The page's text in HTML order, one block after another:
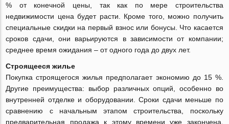
% от конечной цены, так как по мере строительства
недвижимости цена будет расти. Кроме того, можно получить
специальные скидки на первый взнос или бонусы. Что касается
сроков сдачи, они варьируются в зависимости от компании;
среднее время ожидания ‒ от одного года до двух лет.
Строящееся жилье
Покупка строящегося жилья предполагает экономию до 15 %.
Другие преимущества: выбор различных опций, особенно во
внутренней отделке и оборудовании. Сроки сдачи меньше по
сравнению с начальным этапом строительства, поскольку
предварительная продажа к этому времени уже закончена.